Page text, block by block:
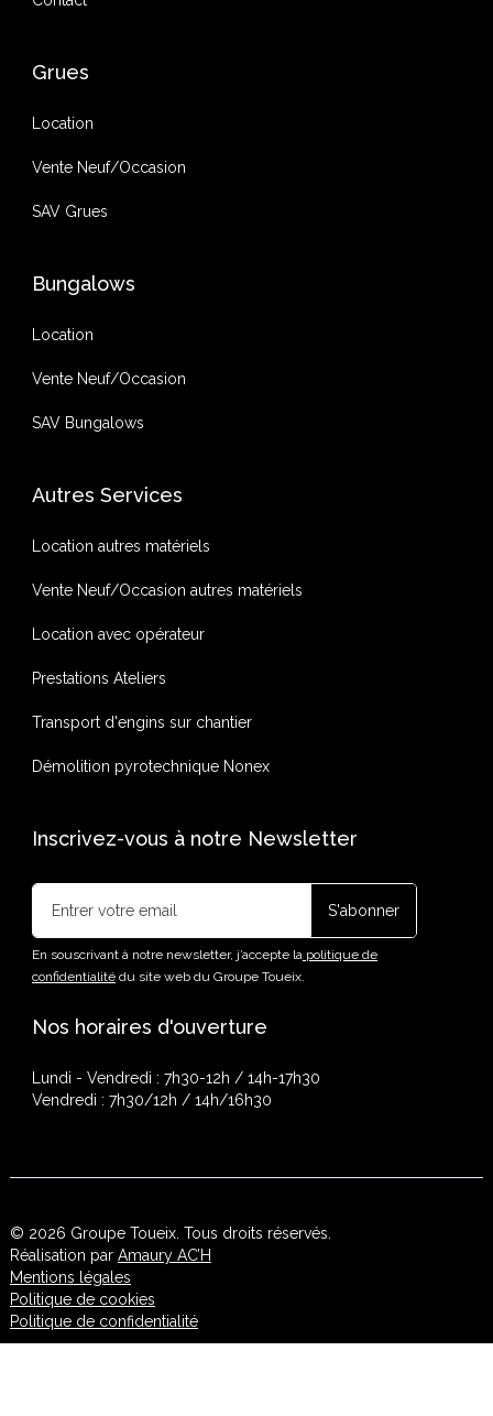
Grues
Location
Vente Neuf/Occasion
SAV Grues
Bungalows
Location
Vente Neuf/Occasion
SAV Bungalows
Autres Services
Location autres matériels
Vente Neuf/Occasion autres matériels
Location avec opérateur
Prestations Ateliers
Transport d'engins sur chantier
Démolition pyrotechnique Nonex
Inscrivez-vous à notre Newsletter
En souscrivant à notre newsletter, j’accepte lapolitique de
confidentialitédu site web du Groupe Toueix.
Nos horaires d'ouverture
Lundi - Vendredi : 7h30-12h / 14h-17h30
Vendredi : 7h30/12h / 14h/16h30
© 2026 Groupe Toueix. Tous droits réservés.
Réalisation par Amaury AC’H
Mentions légales
Politique de cookies
Politique de confidentialité